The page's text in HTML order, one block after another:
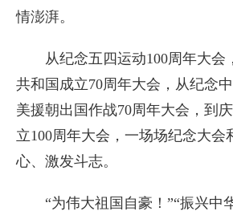
情澎湃。
从纪念五四运动100周年大会
共和国成立70周年大会，从纪念
美援朝出国作战70周年大会，到
立100周年大会，一场场纪念大会
心、激发斗志。
“为伟大祖国自豪！”“振兴中